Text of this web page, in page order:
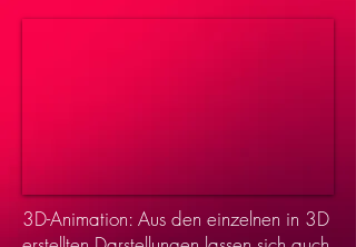
3D-Animation: Aus den einzelnen in 3D